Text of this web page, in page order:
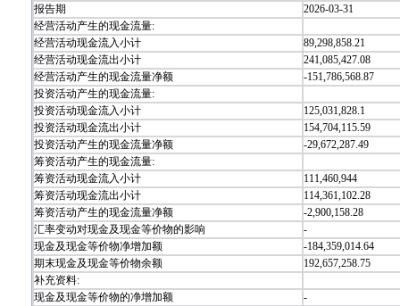
报告期
2026-03-31
经营活动产生的现金流量:
经营活动现金流入小计
89,298,858.21
经营活动现金流出小计
241,085,427.08
经营活动产生的现金流量净额
-151,786,568.87
投资活动产生的现金流量:
投资活动现金流入小计
125,031,828.1
投资活动现金流出小计
154,704,115.59
投资活动产生的现金流量净额
-29,672,287.49
筹资活动产生的现金流量:
筹资活动现金流入小计
111,460,944
筹资活动现金流出小计
114,361,102.28
筹资活动产生的现金流量净额
-2,900,158.28
汇率变动对现金及现金等价物的影响
-
现金及现金等价物净增加额
-184,359,014.64
期末现金及现金等价物余额
192,657,258.75
补充资料:
现金及现金等价物的净增加额
-